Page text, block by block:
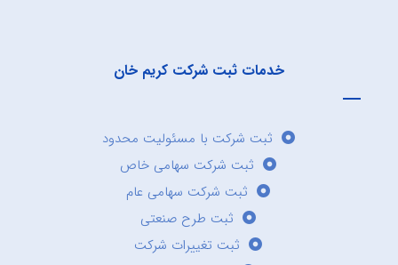
خدمات ثبت شرکت کریم خان
ثبت شرکت با مسئولیت محدود
ثبت شرکت سهامی خاص
ثبت شرکت سهامی عام
ثبت طرح صنعتی
ثبت تغییرات شرکت